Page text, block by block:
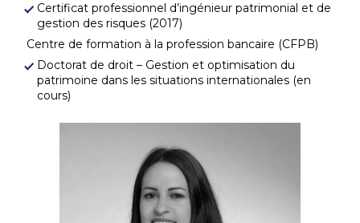
Certificat professionnel d’ingénieur patrimonial et de
gestion des risques (2017)
Centre de formation à la profession bancaire (CFPB)
Doctorat de droit – Gestion et optimisation du
patrimoine dans les situations internationales (en
cours)